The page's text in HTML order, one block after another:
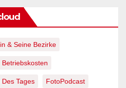
Nachbarn
Ratgeber Recht
Sinnsuche
Twitter Umwelt
Wilmersdorf